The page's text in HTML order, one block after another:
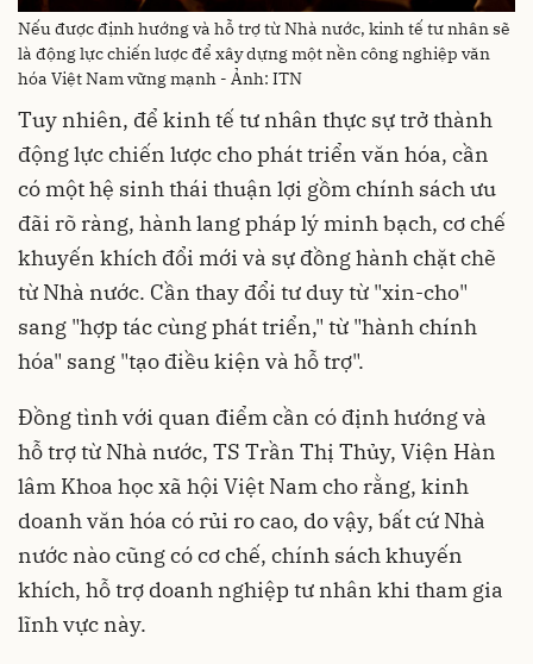
Nếu được định hướng và hỗ trợ từ Nhà nước, kinh tế tư nhân sẽ
là động lực chiến lược để xây dựng một nền công nghiệp văn
hóa Việt Nam vững mạnh - Ảnh: ITN
Tuy nhiên, để kinh tế tư nhân thực sự trở thành
động lực chiến lược cho phát triển văn hóa, cần
có một hệ sinh thái thuận lợi gồm chính sách ưu
đãi rõ ràng, hành lang pháp lý minh bạch, cơ chế
khuyến khích đổi mới và sự đồng hành chặt chẽ
từ Nhà nước. Cần thay đổi tư duy từ "xin-cho"
sang "hợp tác cùng phát triển," từ "hành chính
hóa" sang "tạo điều kiện và hỗ trợ".
Đồng tình với quan điểm cần có định hướng và
hỗ trợ từ Nhà nước, TS Trần Thị Thủy, Viện Hàn
lâm Khoa học xã hội Việt Nam cho rằng, kinh
doanh văn hóa có rủi ro cao, do vậy, bất cứ Nhà
nước nào cũng có cơ chế, chính sách khuyến
khích, hỗ trợ doanh nghiệp tư nhân khi tham gia
lĩnh vực này.